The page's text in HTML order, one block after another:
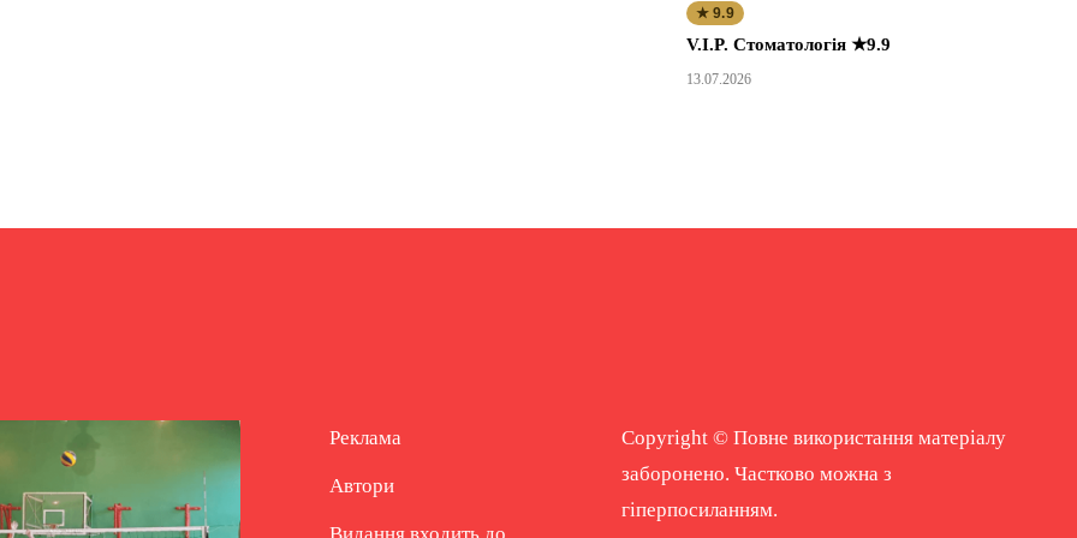
★ 9.9
V.I.P. Стоматологія ★9.9
13.07.2026
Реклама
Автори
Copyright © Повне використання матеріалу
заборонено. Частково можна з
гіперпосиланням.